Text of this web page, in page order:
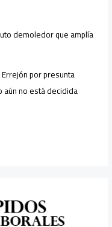
demoledor que amplía
por presunta
aún no está decidida